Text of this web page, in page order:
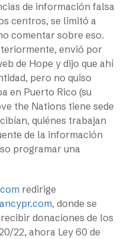
de información falsa
centros, se limitó a
comentar sobre eso.
envió por
de Hope y dijo que ahí
pero no quiso
en Puerto Rico (su
the Nations tiene sede
quiénes trabajan
de la información
programar una
redirige
donde se
donaciones de los
22, ahora Ley 60 de